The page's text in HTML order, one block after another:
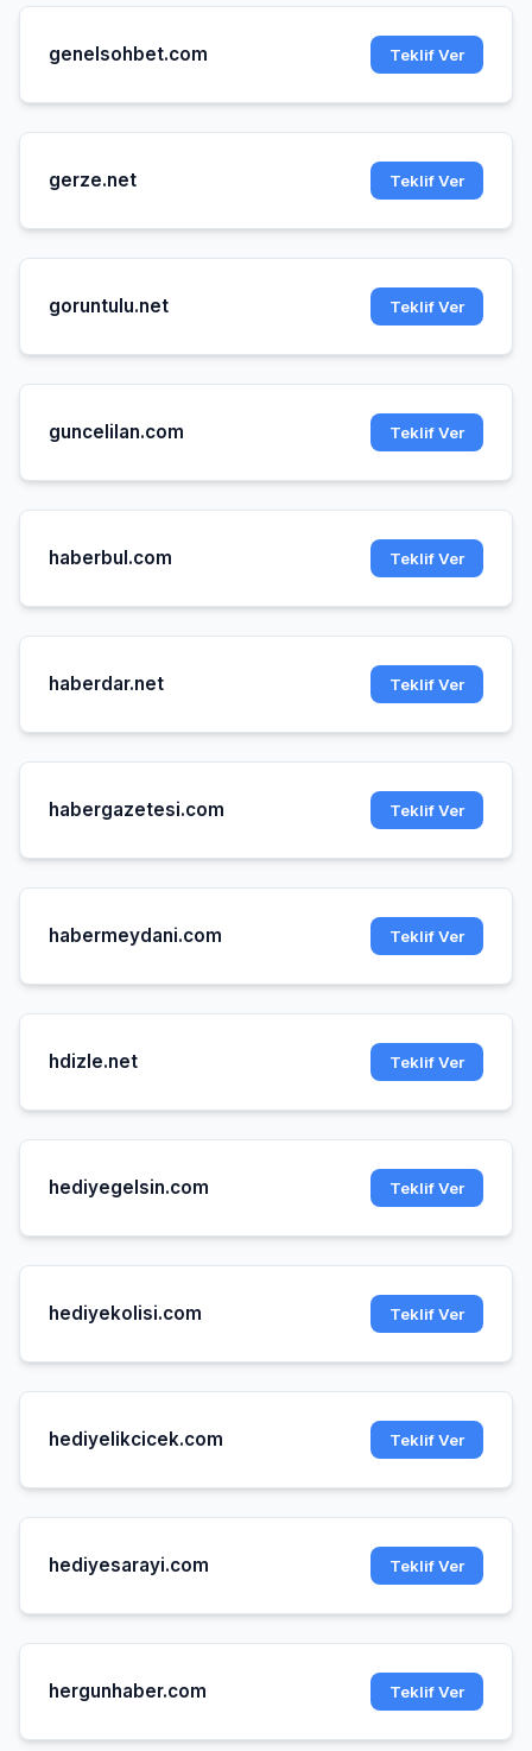
genelsohbet.com Teklif Ver
gerze.net Teklif Ver
goruntulu.net Teklif Ver
guncelilan.com Teklif Ver
haberbul.com Teklif Ver
haberdar.net Teklif Ver
habergazetesi.com Teklif Ver
habermeydani.com Teklif Ver
hdizle.net Teklif Ver
hediyegelsin.com Teklif Ver
hediyekolisi.com Teklif Ver
hediyelikcicek.com Teklif Ver
hediyesarayi.com Teklif Ver
hergunhaber.com Teklif Ver